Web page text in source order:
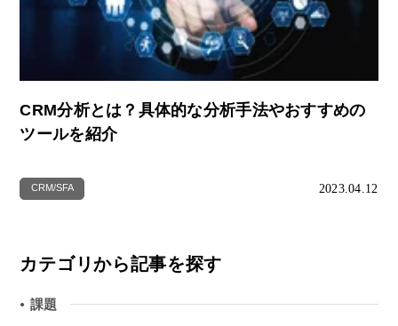
CRM分析とは？具体的な分析手法やおすすめの
ツールを紹介
CRM/SFA 2023.04.12
カテゴリから記事を探す
● 課題